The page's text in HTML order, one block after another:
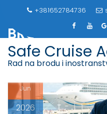
+381652784736
Safe Cruise
Rad na brodu i
INTERVJUU
BRODU
Jun
2026